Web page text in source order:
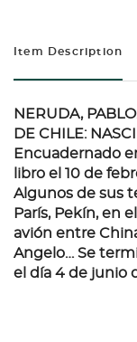
Item Description
NERUDA,
DE CHILE:
Encuadernado
libro el 10 de
Algunos de sus
París, Pekín, en
avión entre
Angelo… Se
el día 4 de junio